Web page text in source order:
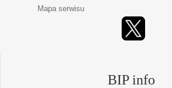
Mapa serwisu
BIP info